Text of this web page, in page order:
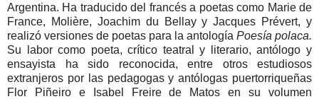
Argentina. Ha traducido del francés a poetas como Marie de
France, Molière, Joachim du Bellay y Jacques Prévert, y
realizó versiones de poetas para la antología Poesía polaca.
Su labor como poeta, crítico teatral y literario, antólogo y
ensayista ha sido reconocida, entre otros estudiosos
extranjeros por las pedagogas y antólogas puertorriqueñas
Flor Piñeiro e Isabel Freire de Matos en su volumen